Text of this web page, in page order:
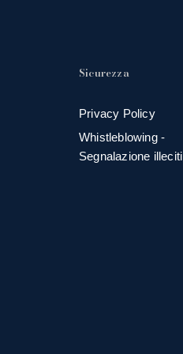
Sicurezza
Privacy Policy
Whistleblowing -
Segnalazione illeciti